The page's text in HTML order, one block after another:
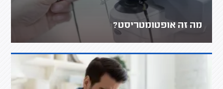
מה זה אופטומטריסט?